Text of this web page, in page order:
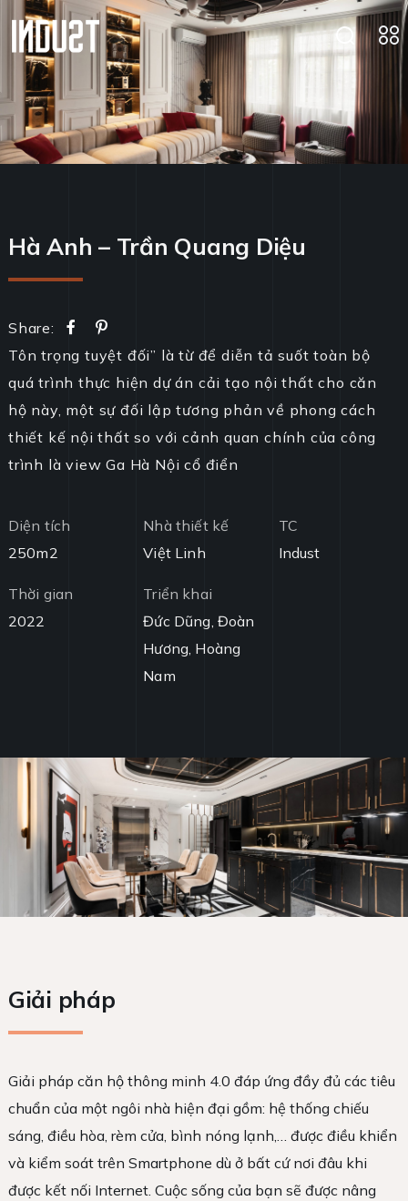
Hà Anh – Trần Quang Diệu
Share:
Tôn trọng tuyệt đối” là từ để diễn tả suốt toàn bộ
quá trình thực hiện dự án cải tạo nội thất cho căn
hộ này, một sự đối lập tương phản về phong cách
thiết kế nội thất so với cảnh quan chính của công
trình là view Ga Hà Nội cổ điển
Diện tích
250m2
Nhà thiết kế
Việt Linh
TC
Indust
Thời gian
2022
Triển khai
Đức Dũng, Đoàn
Hương, Hoàng
Nam
Giải pháp
Giải pháp căn hộ thông minh 4.0 đáp ứng đầy đủ các tiêu
chuẩn của một ngôi nhà hiện đại gồm: hệ thống chiếu
sáng, điều hòa, rèm cửa, bình nóng lạnh,… được điều khiển
và kiểm soát trên Smartphone dù ở bất cứ nơi đâu khi
được kết nối Internet. Cuộc sống của bạn sẽ được nâng